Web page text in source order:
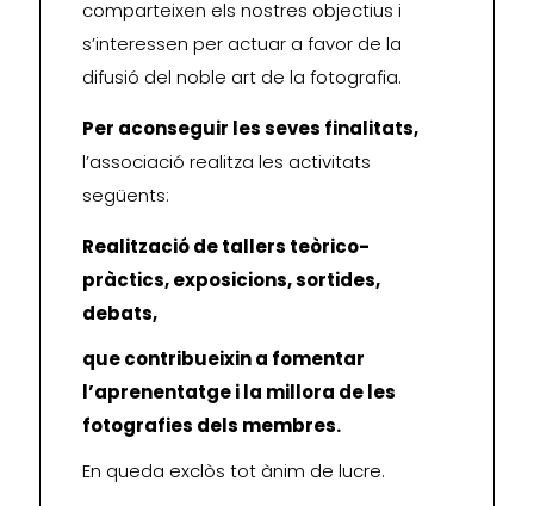
comparteixen els nostres objectius i
s’interessen per actuar a favor de la
difusió del noble art de la fotografia.
Per aconseguir les seves finalitats,
l’associació realitza les activitats
següents:
Realització de tallers teòrico-
pràctics, exposicions, sortides,
debats,
que contribueixin a fomentar
l’aprenentatge i la millora de les
fotografies dels membres.
En queda exclòs tot ànim de lucre.